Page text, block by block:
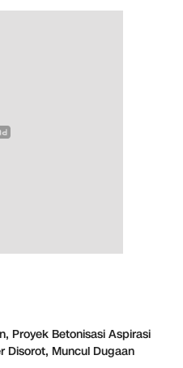
Proyek Betonisasi Aspirasi
Disorot, Muncul Dugaan